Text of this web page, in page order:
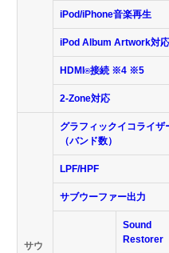
iPod/iPhone音楽再生
iPod Album Artwork対応
HDMI®接続 ※4 ※5
2-Zone対応
サウ
グラフィックイコライザ
（バンド数）
LPF/HPF
サブウーファー出力
Sound
Restorer